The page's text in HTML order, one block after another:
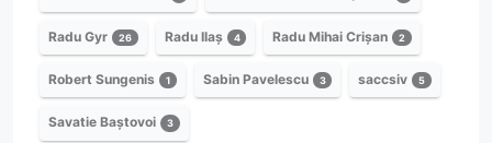
Radu Gyr 26 Radu Ilaș 4 Radu Mihai Crișan 2
Robert Sungenis 1 Sabin Pavelescu 3 saccsiv 5
Savatie Baștovoi 3